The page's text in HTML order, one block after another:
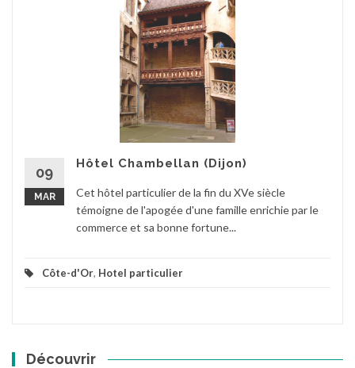
09
MAR
Hôtel Chambellan (Dijon)
Cet hôtel particulier de la fin du XVe siècle
témoigne de l'apogée d'une famille enrichie par le
commerce et sa bonne fortune...
Côte-d'Or, Hotel particulier
Découvrir